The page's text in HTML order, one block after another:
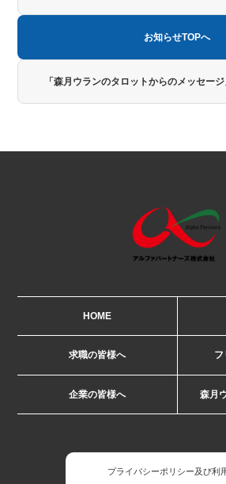
お知らせTOPへ
「森月ウランのタロットからのメッセー
HOME
求職の皆様へ
企業の皆様へ 森月
プライバシーポリシー及び利